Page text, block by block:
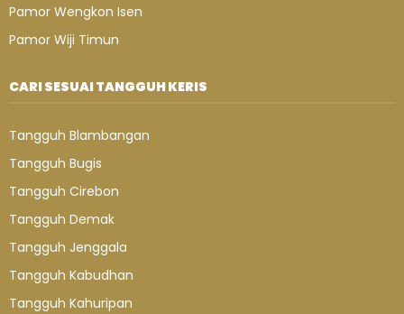
Pamor Wengkon Isen
Pamor Wiji Timun
CARI SESUAI TANGGUH KERIS
Tangguh Blambangan
Tangguh Bugis
Tangguh Cirebon
Tangguh Demak
Tangguh Jenggala
Tangguh Kabudhan
Tangguh Kahuripan